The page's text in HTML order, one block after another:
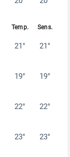
21° 21°
19° 19°
22° 22°
23° 23°